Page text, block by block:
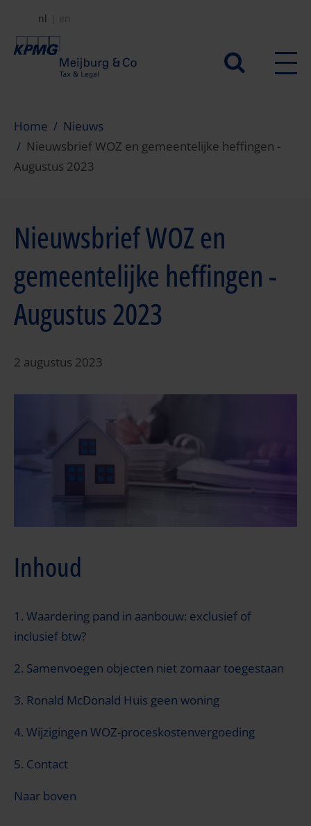
naar
Secundair
nl en
Home
Nieuws
Nieuwsbrief WOZ en gemeentelijke heffingen -
Augustus 2023
Nieuwsbrief WOZ en
gemeentelijke heffingen -
Augustus 2023
2 augustus 2023
Inhoud
1. Waardering pand in aanbouw: exclusief of
inclusief btw?
2. Samenvoegen objecten niet zomaar toegestaan
3. Ronald McDonald Huis geen woning
4. Wijzigingen WOZ-proceskostenvergoeding
5. Contact
Naar boven